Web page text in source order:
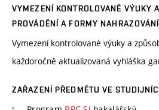
VYMEZENÍ KONTROLOVANÉ VÝUKY
PROVÁDĚNÍ A FORMY
Vymezení kontrolované výuky a
každoročně aktualizovaná vyhláška
ZAŘAZENÍ PŘEDMĚTU VE